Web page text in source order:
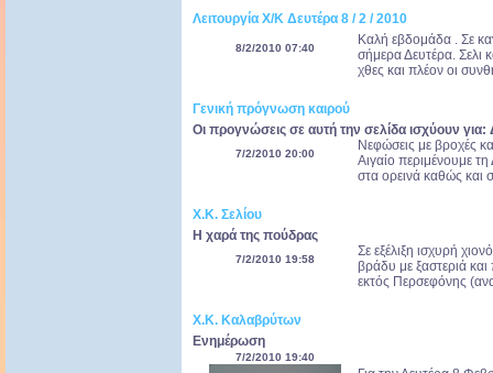
Λειτουργία Χ/Κ Δευτέρα 8 / 2 / 2010
8/2/2010 07:40
Καλή εβδομάδα . Σε
σήμερα Δευτέρα. Σελι
χθες και πλέον οι
Γενική πρόγνωση καιρού
Οι προγνώσεις σε αυτή την σελίδα ισχύουν
7/2/2010 20:00
Νεφώσεις με βροχές
Αιγαίο περιμένουμε
στα ορεινά καθώς και
Χ.Κ. Σελίου
Η χαρά της πούδρας
7/2/2010 19:58
Σε εξέλιξη ισχυρή
βράδυ με ξαστεριά και
εκτός Περσεφόνης
Χ.Κ. Καλαβρύτων
Ενημέρωση
7/2/2010 19:40